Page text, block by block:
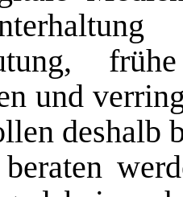
und
deshalb